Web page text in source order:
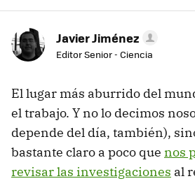
Javier Jiménez
Editor Senior - Ciencia
El lugar más aburrido del
el trabajo. Y no lo decimos
depende del día, también),
bastante claro a poco que nos
revisar las investigaciones al